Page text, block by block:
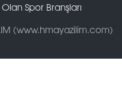
Spor Branşları
(www.hmayazilim.com)